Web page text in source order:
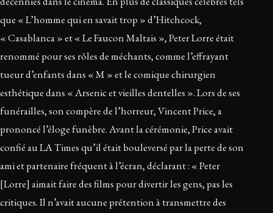
que « L’homme qui en savait trop » d’Hitchcock,
« Casablanca » et « Le Faucon Maltais », Peter Lorre était
renommé pour ses rôles de méchants, comme l’effrayant
tueur d’enfants dans « M » et le comique chirurgien
esthétique dans « Arsenic et vieilles dentelles ». Lors de ses
funérailles, son compère de l’horreur, Vincent Price, a
prononcé l’éloge funèbre. Avant la cérémonie, Price avait
confié au LA Times qu’il était bouleversé par la perte de son
ami et partenaire fréquent à l’écran, déclarant : « Peter
[Lorre] aimait faire des films pour divertir les gens, pas les
critiques. Il n’avait aucune prétention à transmettre des